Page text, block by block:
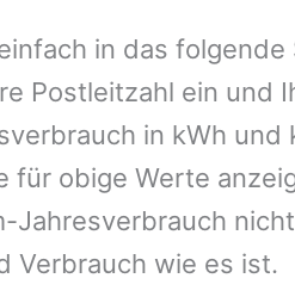
in das folgende
Postleitzahl ein und
in kWh und
für obige Werte
Jahresverbrauch
Verbrauch wie es ist.